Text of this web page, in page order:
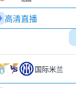
高清直播
国际米兰